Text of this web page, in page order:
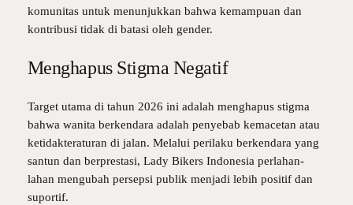
komunitas untuk menunjukkan bahwa kemampuan dan
kontribusi tidak di batasi oleh gender.
Menghapus Stigma Negatif
Target utama di tahun 2026 ini adalah menghapus stigma
bahwa wanita berkendara adalah penyebab kemacetan atau
ketidakteraturan di jalan. Melalui perilaku berkendara yang
santun dan berprestasi, Lady Bikers Indonesia perlahan-
lahan mengubah persepsi publik menjadi lebih positif dan
suportif.